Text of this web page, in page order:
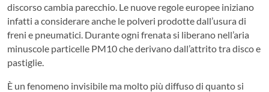
discorso cambia parecchio. Le nuove regole europee iniziano
infatti a considerare anche le polveri prodotte dall’usura di
freni e pneumatici. Durante ogni frenata si liberano nell’aria
minuscole particelle PM10 che derivano dall’attrito tra disco e
pastiglie.
È un fenomeno invisibile ma molto più diffuso di quanto si